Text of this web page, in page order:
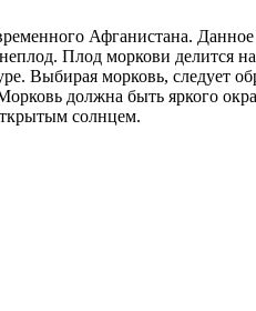
Афганистана. Данное
Плод моркови делится
Выбирая морковь, следует
должна быть яркого
солнцем.